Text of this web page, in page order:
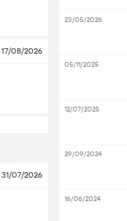
17/08/2026
31/07/2026
23/05/2026
05/11/2025
12/07/2025
29/09/2024
16/06/2024